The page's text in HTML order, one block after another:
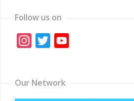
Follow us on
Instagram
Twitter
Our Network